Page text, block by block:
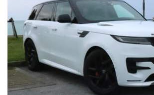
ロール、レーンキープアシスト、全周囲カメ
イバーアシスト機能が搭載されており、安心
間を過ごせます。 このディフェンダーは、アウトドアだけでな
く、記念日や撮影、リゾート滞在、ビジネス送
特別なシーンにも最適。 沖縄という特別な場
ーという特別な一台に乗ることで、あなたの
生が、より鮮やかに彩られる―― そんな体験
タカーがご提供いたします。